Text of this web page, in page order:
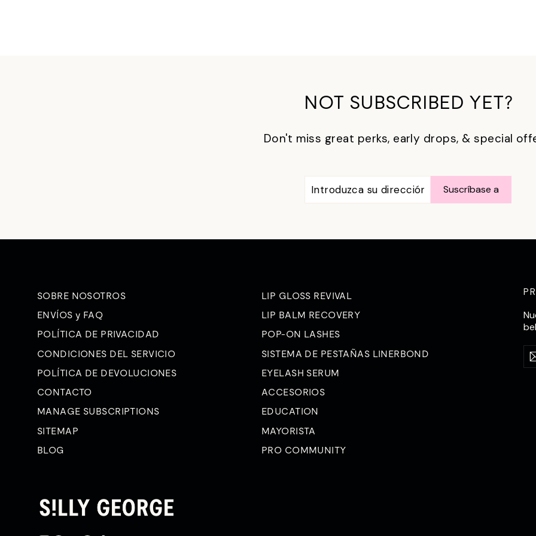
NOT SUBSCRIBED YET?
Don't miss great perks, early drops, & special
INTRODUZCA
SU
SUSCRÍBASE
A
Suscríbase a
SOBRE NOSOTROS
ENVÍOS y FAQ
POLÍTICA DE PRIVACIDAD
CONDICIONES DEL SERVICIO
POLÍTICA DE DEVOLUCIONES
CONTACTO
MANAGE SUBSCRIPTIONS
SITEMAP
BLOG
LIP GLOSS REVIVAL
LIP BALM RECOVERY
POP-ON LASHES
SISTEMA DE PESTAÑAS LINERBOND
EYELASH SERUM
ACCESORIOS
EDUCATION
MAYORISTA
PRO COMMUNITY
su